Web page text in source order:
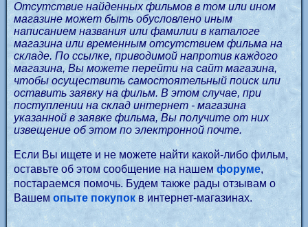
Отсутствие найденных фильмов в том или ином
магазине может быть обусловлено иным
написанием названия или фамилии в каталоге
магазина или временным отсутствием фильма на
складе. По ссылке, приводимой напротив каждого
магазина, Вы можете перейти на сайт магазина,
чтобы осуществить самостоятельный поиск или
оставить заявку на фильм. В этом случае, при
поступлении на склад интернет - магазина
указанной в заявке фильма, Вы получите от них
извещение об этом по электронной почте.
Если Вы ищете и не можете найти какой-либо фильм,
оставьте об этом сообщение на нашемфоруме,
постараемся помочь. Будем также рады отзывам о
Вашем опыте покупок в интернет-магазинах.